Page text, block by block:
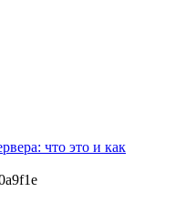
что это и как